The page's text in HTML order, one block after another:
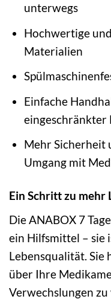
unterwegs
Hochwertige
Materialien
Einfache
Mehr Sicherheit
Umgang mit
Ein Schritt zu mehr
Die ANABOX 7
ein Hilfsmittel – sie
Lebensqualität.
über Ihre
Verwechslungen